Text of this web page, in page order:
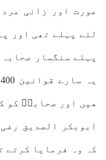
لئے پہلے تھی اور
پہلے سنگسار
ھیں اور صحابہؓ کو
ابوبکر الصدیق
کہ وہ فرمایا کرتے